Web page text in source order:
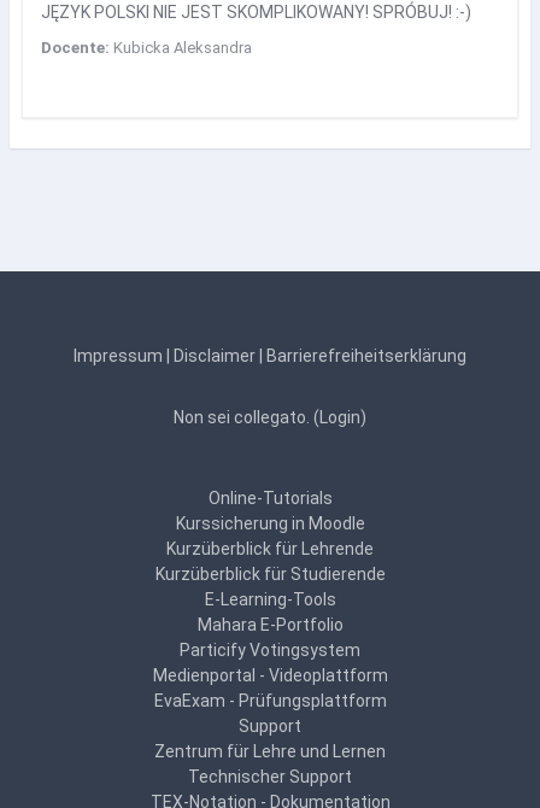
JĘZYK POLSKI NIE JEST SKOMPLIKOWANY! SPRÓBUJ! :-)
Docente: Kubicka Aleksandra
Impressum Disclaimer Barrierefreiheitserklärung
Non sei collegato. ( Login)
Online-Tutorials
Kurssicherung in Moodle
Kurzüberblick für Lehrende
Kurzüberblick für Studierende
E-Learning-Tools
Mahara E-Portfolio
Particify Votingsystem
Medienportal - Videoplattform
EvaExam - Prüfungsplattform
Support
Zentrum für Lehre und Lernen
Technischer Support
TEX-Notation - Dokumentation